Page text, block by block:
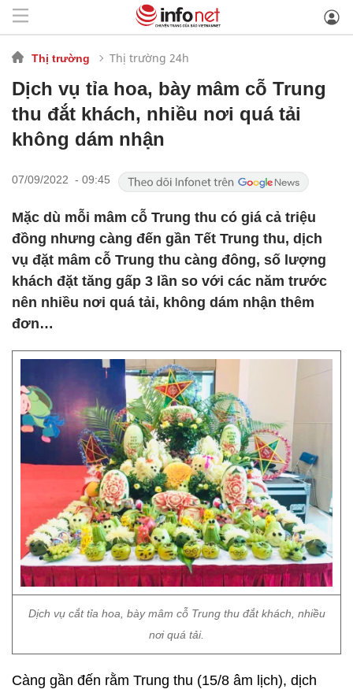
Thị trường Thị trường 24h
Dịch vụ tỉa hoa, bày mâm cỗ Trung
thu đắt khách, nhiều nơi quá tải
không dám nhận
07/09/2022 - 09:45
Mặc dù mỗi mâm cỗ Trung thu có giá cả triệu
đồng nhưng càng đến gần Tết Trung thu, dịch
vụ đặt mâm cỗ Trung thu càng đông, số lượng
khách đặt tăng gấp 3 lần so với các năm trước
nên nhiều nơi quá tải, không dám nhận thêm
đơn…
Dịch vụ cắt tỉa hoa, bày mâm cỗ Trung thu đắt khách, nhiều
nơi quá tải.
Càng gần đến rằm Trung thu (15/8 âm lịch), dịch